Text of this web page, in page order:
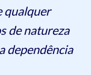
qualquer
de natureza
dependência